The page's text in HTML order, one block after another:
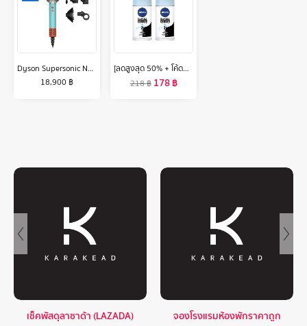
Dyson Supersonic Nural™ hair dryer (Ceramic Patina/Topaz) ไดร์เป่าผม ไดสัน
18,900 ฿
[ลดสูงสุด 50% + โค้ดลดเพิ่ม 20%]นีเวีย โรลออน แบล็ค แอนด์ ไวท์ อินวิซิเบิ้ล เพียว 50 มล. 2 ชิ้น NIVEA
218฿ 178฿
เช็คพัสดุลาซาด้า (LAZADA) จองโรงแรมห้องพักราคาถูก